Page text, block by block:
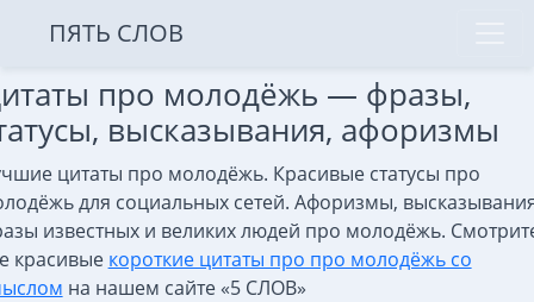
ПЯТЬ СЛОВ
про молодёжь — фразы,
высказывания, афоризмы
цитаты про молодёжь. Красивые статусы про
для социальных сетей. Афоризмы,
известных и великих людей про молодёжь.
красивые короткие цитаты про про молодёжь со
на нашем сайте «5 СЛОВ»